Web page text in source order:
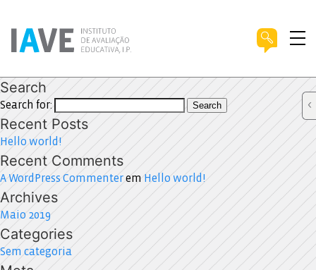
Search
Search for: Search
Recent Posts
Hello world!
Recent Comments
A WordPress Commenterem Hello world!
Archives
Maio 2019
Categories
Sem categoria